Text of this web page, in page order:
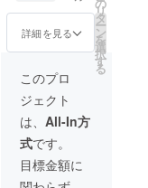
サイズ
展開：
約
120cm
×80cm
×高さ
42cm
・素
材：
MDF・
アクリ
ル・檜
詳細を見る
リ
タ
ー
ン
を
選
択
す
る
このプロ
ジェクト
は、 All-In方
式です。
目標金額に